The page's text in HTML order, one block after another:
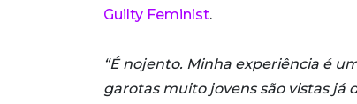
Guilty Feminist.
“É nojento. Minha experiência é
garotas muito jovens são vistas já